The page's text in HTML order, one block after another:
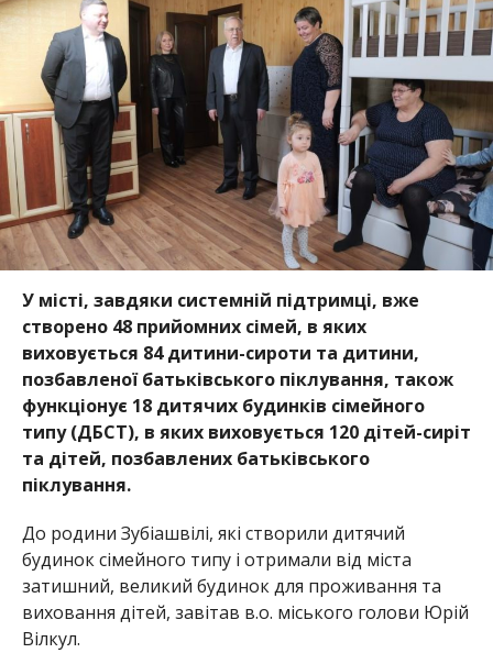
У місті, завдяки системній підтримці, вже
створено 48 прийомних сімей, в яких
виховується 84 дитини-сироти та дитини,
позбавленої батьківського піклування, також
функціонує 18 дитячих будинків сімейного
типу (ДБСТ), в яких виховується 120 дітей-сиріт
та дітей, позбавлених батьківського
піклування.
До родини Зубіашвілі, які створили дитячий
будиноксімейного типу і отримали від міста
затишний, великий будинок для проживання та
виховання дітей, завітав в.о. міського голови Юрій
Вілкул.